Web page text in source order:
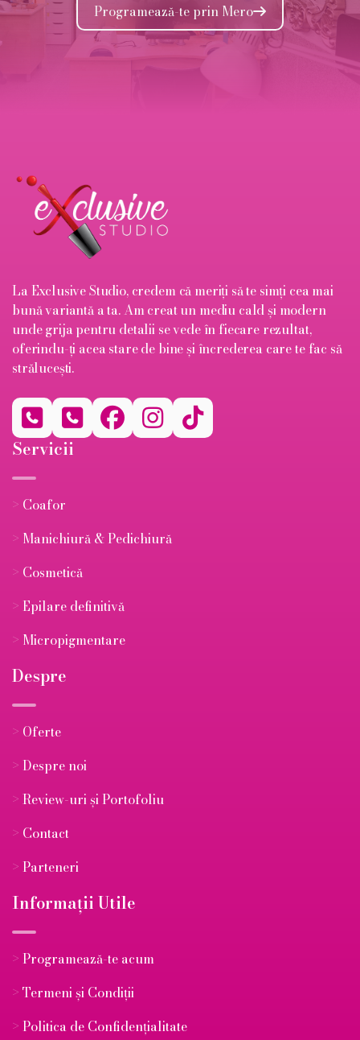
Programează-te prin Mero
La Exclusive Studio, credem că meriți să te simți cea mai
bună variantă a ta. Am creat un mediu cald și modern
unde grija pentru detalii se vede în fiecare rezultat,
oferindu-ți acea stare de bine și încrederea care te fac să
strălucești.
    
Servicii
> Coafor
> Manichiură & Pedichiură
> Cosmetică
> Epilare definitivă
> Micropigmentare
Despre
> Oferte
> Despre noi
> Review-uri și Portofoliu
> Contact
> Parteneri
Informații Utile
> Programează-te acum
> Termeni și Condiții
> Politica de Confidențialitate